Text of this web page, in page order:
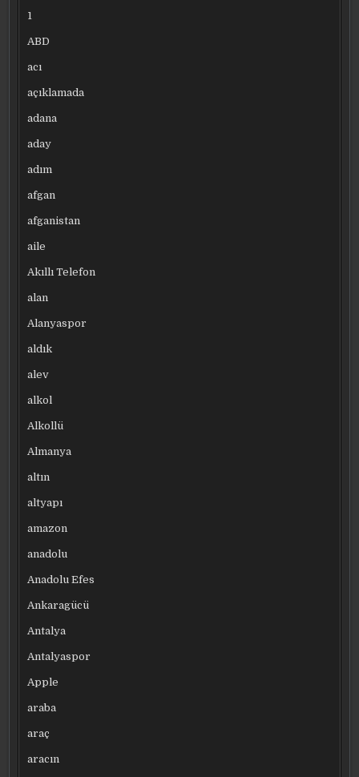
1
ABD
acı
açıklamada
adana
aday
adım
afgan
afganistan
aile
Akıllı Telefon
alan
Alanyaspor
aldık
alev
alkol
Alkollü
Almanya
altın
altyapı
amazon
anadolu
Anadolu Efes
Ankaragücü
Antalya
Antalyaspor
Apple
araba
araç
aracın